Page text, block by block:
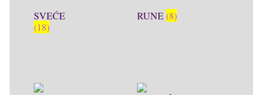
SVEĆE
(18)
RUNE(8)